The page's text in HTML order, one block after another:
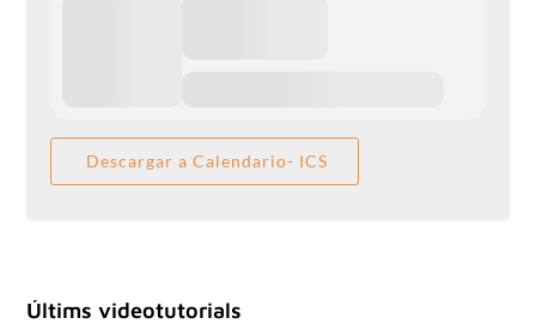
Descargar a Calendario- ICS
Últims videotutorials